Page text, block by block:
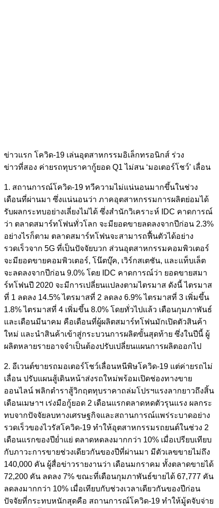
ข่าวแรก โควิด-19 เล่นอุตสาหกรรมอิเล็กทรอนิกส์ ร่วง
ข่าวที่สอง ค่ายรถทุบราคากู้ยอด Q1 ไม่สน ‘มอเตอร์โชว์’ เลื่อน
1. สถานการณ์โควิด-19 ทวีความไม่แน่นอนมากขึ้นในช่วง
เดือนที่ผ่านมา ซึ่งแน่นอนว่า ภาคอุตสาหกรรมการผลิตย่อมได้
รับผลกระทบอย่างเลี่ยงไม่ได้ ซึ่งสำนักวิเคราะห์ IDC คาดการณ์
ว่า ตลาดสมาร์ทโฟนทั่วโลก จะมียอดขายลดลงจากปีก่อน 2.3%
อย่างไรก็ตาม ตลาดสมาร์ทโฟนจะสามารถฟื้นตัวได้อย่าง
รวดเร็วจาก 5G ที่เป็นปัจจัยบวก ส่วนอุตสาหกรรมคอมพิวเตอร์
จะมียอดขายคอมพิวเตอร์, โน๊ตบุ๊ค, เวิร์กสเตชัน, และแท็บเล็ต
จะลดลงจากปีก่อน 9.0% โดย IDC คาดการณ์ว่า ยอดขายสมา
ร์ทโฟนปี 2020 จะมีการเปลี่ยนแปลงตามไตรมาส ดังนี้ ไตรมาส
ที่ 1 ลดลง 14.5% ไตรมาสที่ 2 ลดลง 6.9% ไตรมาสที่ 3 เพิ่มขึ้น
1.8% ไตรมาสที่ 4 เพิ่มขึ้น 8.0% โดยทั่วไปแล้ว เดือนกุมภาพันธ์
และเดือนมีนาคม คือเดือนที่ผู้ผลิตสมาร์ทโฟนมักเปิดตัวสินค้า
ใหม่ และนำสินค้าเข้าสู่กระบวนการผลิตขั้นสุดท้าย ซึ่งในปีนี้ ผู้
ผลิตหลายรายอาจจำเป็นต้องปรับเปลี่ยนแผนการผลิตออกไป
2. อีเวนต์ขายรถมอเตอร์โชว์เลื่อนหนีพิษโควิด-19 แต่ค่ายรถไม่
เลื่อน ปรับแผนสู้เดินหน้าส่งรถใหม่พร้อมเปิดช่องทางขาย
ออนไลน์ พลิกตำราสู้วิกฤตทุบราคาถล่มโปรฯแรงลากยาวถึงสิ้น
เดือนเมษาฯ เร่งมือกู้ยอด 2 เดือนแรกตลาดหดตัวรุนแรง ผลกระ
ทบจากปัจจัยลบทางเศรษฐกิจและสถานการณ์แพร่ระบาดอย่าง
รวดเร็วของไวรัสโควิด-19 ทำให้อุตสาหกรรมรถยนต์ในช่วง 2
เดือนแรกของปีย่ำแย่ ตลาดหดลงมากกว่า 10% เมื่อเปรียบเทียบ
กับภาวะการขายช่วงเดียวกันของปีที่ผ่านมา มีตัวเลขขายไม่ถึง
140,000 คัน ผู้สื่อข่าวรายงานว่า เดือนมกราคม ทั้งตลาดขายได้
72,200 คัน ลดลง 7% ขณะที่เดือนกุมภาพันธ์ขายได้ 67,777 คัน
ลดลงมากกว่า 10% เมื่อเทียบกับช่วงเวลาเดียวกันของปีก่อน
ปัจจัยที่กระทบหนักสุดคือ สถานการณ์โควิด-19 ทำให้มู้ดจับจ่าย